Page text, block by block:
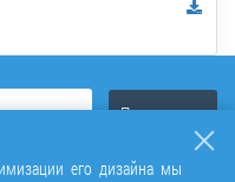
его дизайна мы